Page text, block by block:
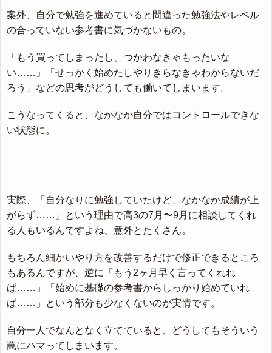
案外、自分で勉強を進めていると間違った勉強法やレベル
の合っていない参考書に気づかないもの。
「もう買ってしまったし、つかわなきゃもったいな
い……」「せっかく始めたしやりきらなきゃわからないだ
ろう」などの思考がどうしても働いてしまいます。
こうなってくると、なかなか自分ではコントロールできな
い状態に。
実際、「自分なりに勉強していたけど、なかなか成績が上
がらず……」という理由で高3の7月〜9月に相談してくれ
る人もいるんですよね、意外とたくさん。
もちろん細かいやり方を改善するだけで修正できるところ
もあるんですが、逆に「もう2ヶ月早く言ってくれれ
ば……」「始めに基礎の参考書からしっかり始めていれ
ば……」という部分も少なくないのが実情です。
自分一人でなんとなく立てていると、どうしてもそういう
罠にハマってしまいます。